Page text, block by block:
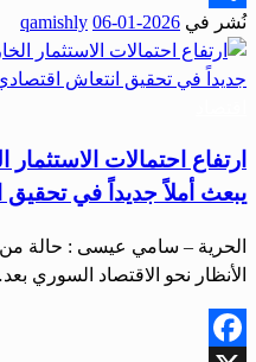
Share
نُشر في 2026-01-06
qamishly
ارتفاع احتمالات
يبعث أملاً جديداً في
الحرية – سامي عيسى : حالة من
الأنظار نحو الاقتصاد السوري